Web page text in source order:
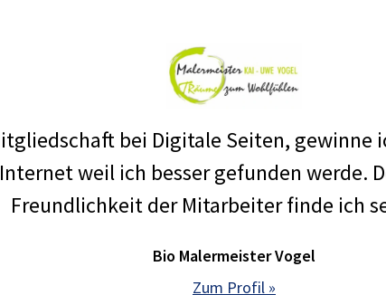
bei Digitale Seiten, gewinne
weil ich besser gefunden werde.
Freundlichkeit der Mitarbeiter finde ich
Bio Malermeister Vogel
Zum Profil »